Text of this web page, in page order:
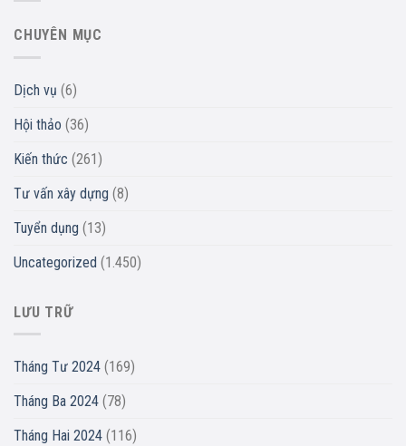
CHUYÊN MỤC
Dịch vụ (6)
Hội thảo (36)
Kiến thức (261)
Tư vấn xây dựng (8)
Tuyển dụng (13)
Uncategorized (1.450)
LƯU TRỮ
Tháng Tư 2024 (169)
Tháng Ba 2024 (78)
Tháng Hai 2024 (116)